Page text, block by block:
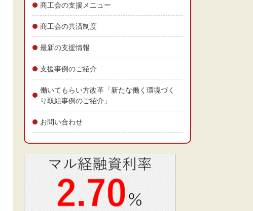
商工会の支援メニュー
商工会の共済制度
最新の支援情報
支援事例のご紹介
働いてもらい方改革「新たな働く環境づく
り取組事例のご紹介」
お問い合わせ